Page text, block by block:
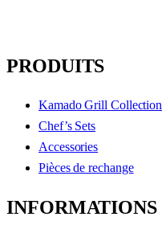
PRODUITS
Kamado Grill Collection
Chef’s Sets
Accessories
Pièces de rechange
INFORMATIONS